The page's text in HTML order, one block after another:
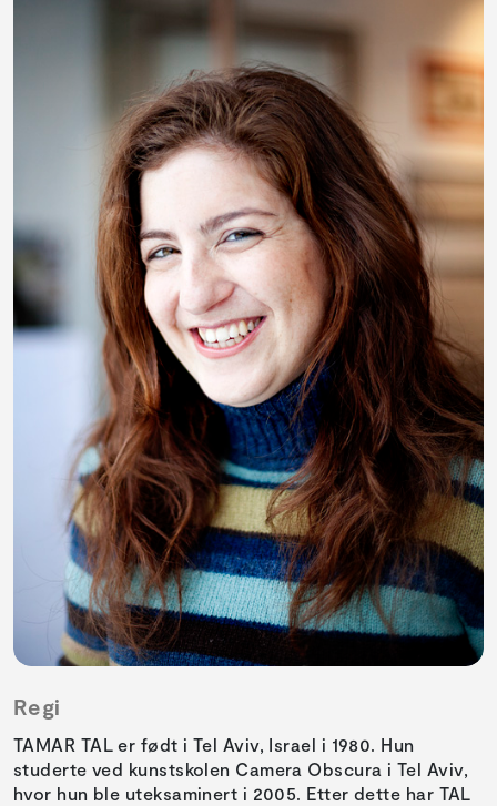
Regi
TAMAR TAL er født i Tel Aviv, Israel i 1980. Hun
studerte ved kunstskolen Camera Obscura i Tel Aviv,
hvor hun ble uteksaminert i 2005. Etter dette har TAL